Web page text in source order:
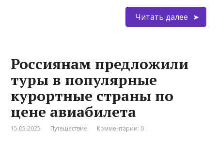
Читать далее
Россиянам предложили
туры в популярные
курортные страны по
цене авиабилета
15.05.2025 Путешествие Комментарии: 0